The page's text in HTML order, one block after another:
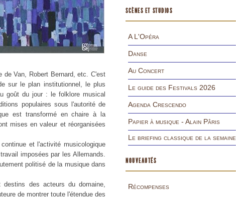
de Van, Robert Bernard, etc. C'est
sur le plan institutionnel, le plus
goût du jour : le folklore musical
populaires sous l'autorité de
est transformé en chaire à la
mises en valeur et réorganisées
et l'activité musicologique
imposées par les Allemands.
politisé de la musique dans
des acteurs du domaine,
de montrer toute l'étendue des
SCÈNES ET STUDIOS
A L'Opéra
Danse
Au Concert
Le guide des Festivals 2026
Agenda Crescendo
Papier à musique - Alain Pâris
Le briefing classique de la semaine
NOUVEAUTÉS
Récompenses